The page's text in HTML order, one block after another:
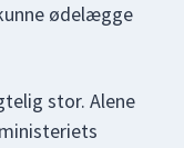
ødelægge
stor. Alene